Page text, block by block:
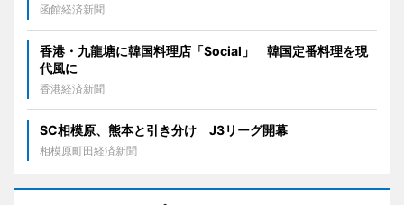
函館経済新聞
香港・九龍塘に韓国料理店「Social」 韓国定番料理を現
代風に
香港経済新聞
SC相模原、熊本と引き分け J3リーグ開幕
相模原町田経済新聞